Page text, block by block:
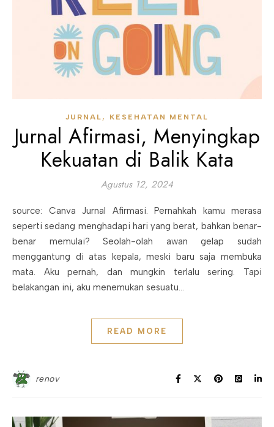
JURNAL , KESEHATAN MENTAL
Jurnal Afirmasi, Menyingkap
Kekuatan di Balik Kata
Agustus 12, 2024
source: Canva Jurnal Afirmasi. Pernahkah kamu merasa
seperti sedang menghadapi hari yang berat, bahkan benar-
benar memulai? Seolah-olah awan gelap sudah
menggantung di atas kepala, meski baru saja membuka
mata. Aku pernah, dan mungkin terlalu sering. Tapi
belakangan ini, aku menemukan sesuatu…
READ MORE
renov